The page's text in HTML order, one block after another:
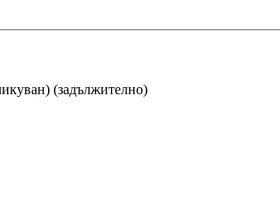
(задължително)